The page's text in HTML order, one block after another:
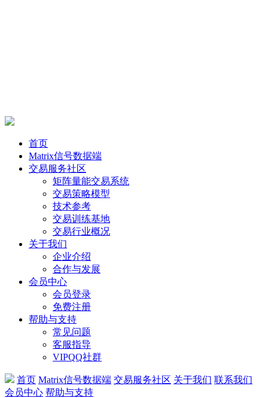
首页
Matrix信号数据端
交易服务社区
矩阵量能交易系统
交易策略模型
技术参考
交易训练基地
交易行业概况
关于我们
企业介绍
合作与发展
会员中心
会员登录
免费注册
帮助与支持
常见问题
客服指导
VIPQQ社群
首页 Matrix信号数据端 交易服务社区 关于我们 联系我们
会员中心 帮助与支持